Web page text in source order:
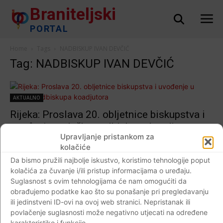
Upravljanje pristankom za
kolačiće
Da bismo pružili najbolje iskustvo, koristimo tehnologije poput
kolačića za čuvanje i/ili pristup informacijama o uređaju.
Suglasnost s ovim tehnologijama će nam omogućiti da
obrađujemo podatke kao što su ponašanje pri pregledavanju
ili jedinstveni ID-ovi na ovoj web stranici. Nepristanak ili
povlačenje suglasnosti može negativno utjecati na određene
Braniteljski
PORTAL
Tag: NADBISKUP IVAN DEVČIĆ
AKTUALNO
Rijeka: Proslava 20. obljetnice biskupstva i
uvođenje u službu nadbiskupa koadjutora
Braniteljski portal - 17.12.2020 0
Crna kronika
Ukop žrtava Drugog svjetskog rata izvađenih